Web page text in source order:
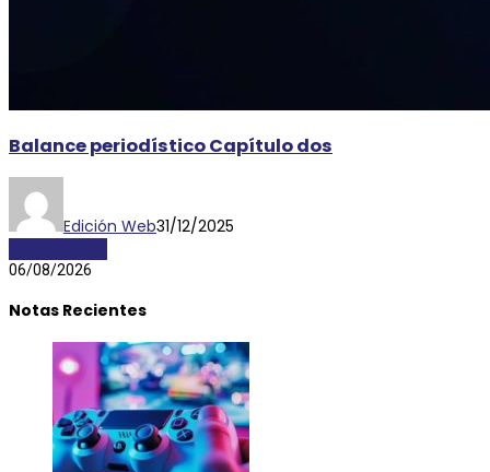
Balance periodístico Capítulo dos
Edición Web31/12/2025
06/08/2026
Notas Recientes